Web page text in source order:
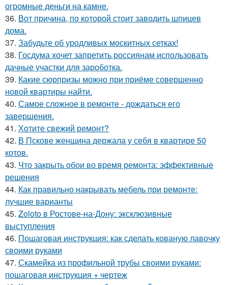
огромные деньги на камне.
36. Вот причина, по которой стоит заводить шпицев
дома.
37. Забудьте об уродливых москитных сетках!
38. Госдума хочет запретить россиянам использовать
дачные участки для зароботка.
39. Какие сюрпризы можно при приёме совершенно
новой квартиры найти.
40. Самое сложное в ремонте - дождаться его
завершения.
41. Хотите свежий ремонт?
42. В Пскове женщина держала у себя в квартире 50
котов.
43. Что закрыть обои во время ремонта: эффективные
решения
44. Как правильно накрывать мебель при ремонте:
лучшие варианты
45. Zoloto в Ростове-на-Дону: эксклюзивные
выступления
46. Пошаговая инструкция: как сделать кованую лавочку
своими руками
47. Скамейка из профильной трубы своими руками:
пошаговая инструкция + чертеж